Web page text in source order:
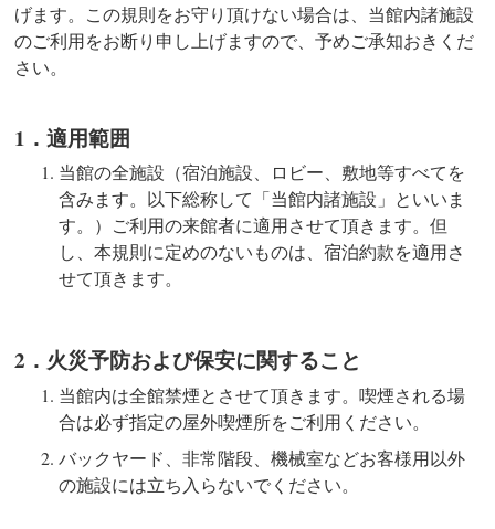
げます。この規則をお守り頂けない場合は、当館内諸施設
のご利用をお断り申し上げますので、予めご承知おきくだ
さい。
1．適用範囲
当館の全施設（宿泊施設、ロビー、敷地等すべてを
含みます。以下総称して「当館内諸施設」といいま
す。）ご利用の来館者に適用させて頂きます。但
し、本規則に定めのないものは、宿泊約款を適用さ
せて頂きます。
2．火災予防および保安に関すること
当館内は全館禁煙とさせて頂きます。喫煙される場
合は必ず指定の屋外喫煙所をご利用ください。
バックヤード、非常階段、機械室などお客様用以外
の施設には立ち入らないでください。